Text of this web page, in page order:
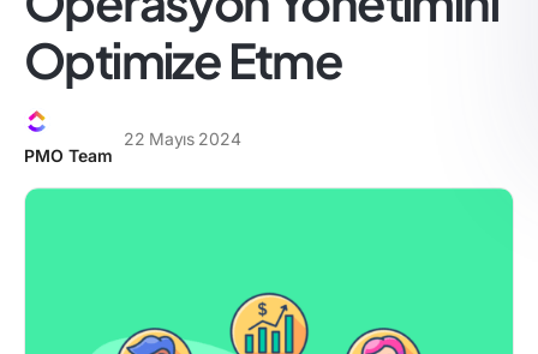
Optimize Etme
PMO Team
22 Mayıs 2024